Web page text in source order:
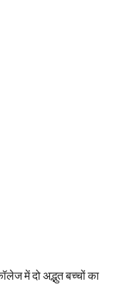
में दो अद्भुत बच्चों का